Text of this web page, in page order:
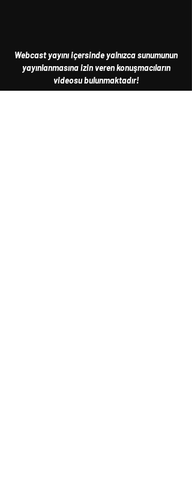
Webcast yayını içersinde yalnızca sunumunun
yayınlanmasına izin veren konuşmacıların
videosu bulunmaktadır!